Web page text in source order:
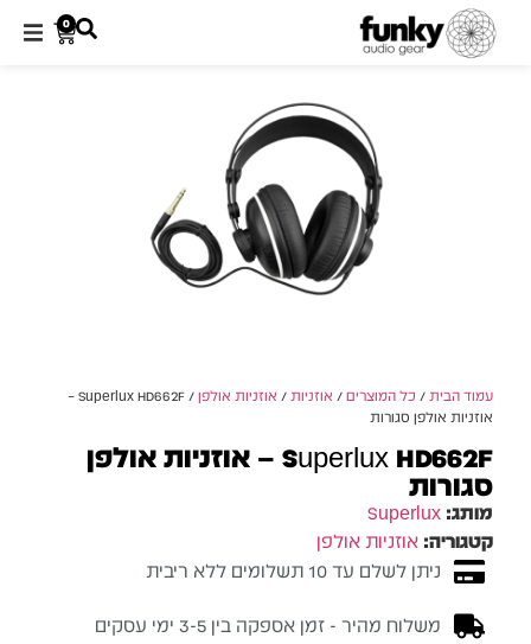
0
עמוד הבית / כל המוצרים / אוזניות / אוזניות אולפן
/ Superlux HD662F –
אוזניות אולפן סגורות
Superlux HD662F – אוזניות אולפן
סגורות
מותג:Superlux
קטגוריה:אוזניות אולפן
ניתן לשלם עד 10 תשלומים ללא ריבית
משלוח מהיר - זמן אספקה בין 3-5 ימי עסקים